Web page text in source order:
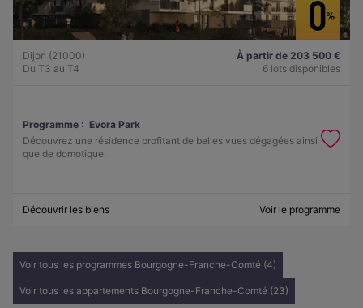
Dijon (21000)
Du T3 au T4
À partir de 203 500 €
6 lots disponibles
Programme : Evora Park
Découvrez une résidence profitant de belles vues dégagées ainsi
que de domotique.
Découvrir les biens Voir le programme
Voir tous les programmes Bourgogne-Franche-Comté (4)
Voir tous les appartements Bourgogne-Franche-Comté (23)